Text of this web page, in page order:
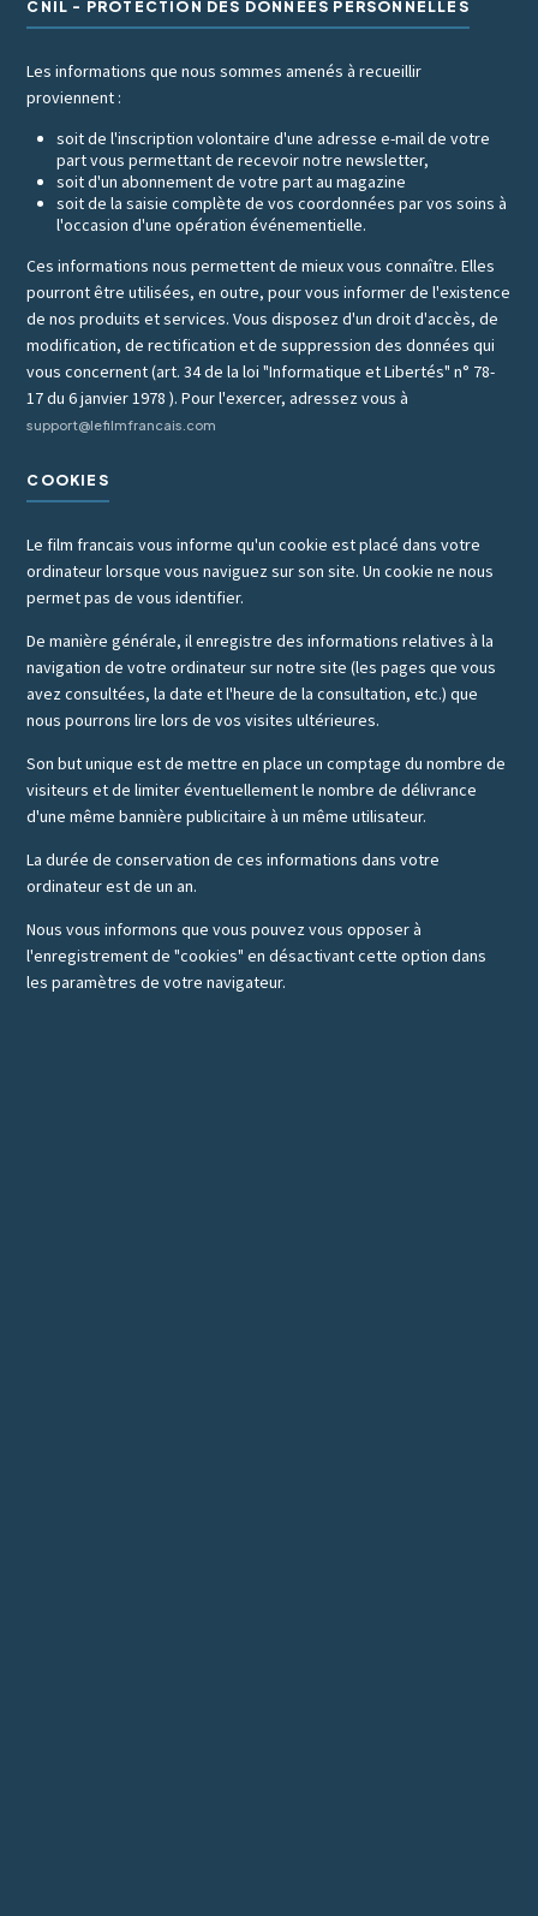
CNIL - PROTECTION DES DONNÉES PERSONNELLES
Les informations que nous sommes amenés à recueillir
proviennent :
soit de l'inscription volontaire d'une adresse e-mail de votre
part vous permettant de recevoir notre newsletter,
soit d'un abonnement de votre part au magazine
soit de la saisie complète de vos coordonnées par vos soins à
l'occasion d'une opération événementielle.
Ces informations nous permettent de mieux vous connaître. Elles
pourront être utilisées, en outre, pour vous informer de l'existence
de nos produits et services. Vous disposez d'un droit d'accès, de
modification, de rectification et de suppression des données qui
vous concernent (art. 34 de la loi "Informatique et Libertés" n° 78-
17 du 6 janvier 1978 ). Pour l'exercer, adressez vous à
support@lefilmfrancais.com
COOKIES
Le film francais vous informe qu'un cookie est placé dans votre
ordinateur lorsque vous naviguez sur son site. Un cookie ne nous
permet pas de vous identifier.
De manière générale, il enregistre des informations relatives à la
navigation de votre ordinateur sur notre site (les pages que vous
avez consultées, la date et l'heure de la consultation, etc.) que
nous pourrons lire lors de vos visites ultérieures.
Son but unique est de mettre en place un comptage du nombre de
visiteurs et de limiter éventuellement le nombre de délivrance
d'une même bannière publicitaire à un même utilisateur.
La durée de conservation de ces informations dans votre
ordinateur est de un an.
Nous vous informons que vous pouvez vous opposer à
l'enregistrement de "cookies" en désactivant cette option dans
les paramètres de votre navigateur.